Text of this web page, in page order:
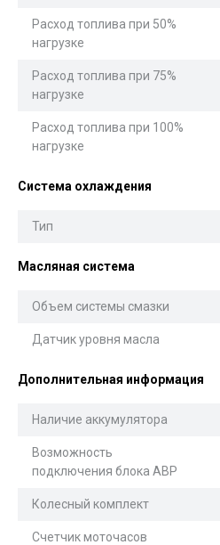
Расход топлива при 50%
нагрузке
Расход топлива при 75%
нагрузке
Расход топлива при 100%
нагрузке
Система охлаждения
Тип
Масляная система
Объем системы смазки
Датчик уровня масла
Дополнительная информация
Наличие аккумулятора
Возможность
подключения блока АВР
Колесный комплект
Счетчик моточасов